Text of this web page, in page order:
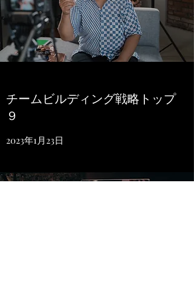
チームビルディング戦略トップ
９
2023年1月23日